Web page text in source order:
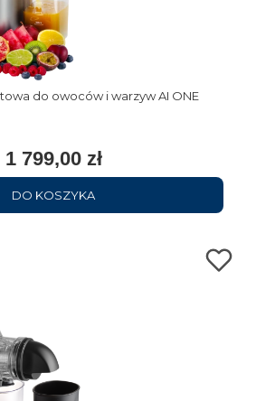
do owoców i warzyw AI ONE
1 799,00 zł
DO KOSZYKA